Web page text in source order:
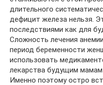
длительного
дефицит железа нельзя.
последствиями как для
Сложность лечения
период беременности
использовать
лекарства будущим
Именно поэтому остро